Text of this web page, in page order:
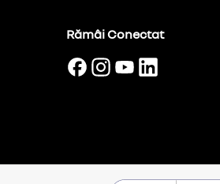
Rămâi Conectat